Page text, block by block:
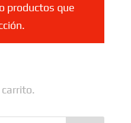
productos que